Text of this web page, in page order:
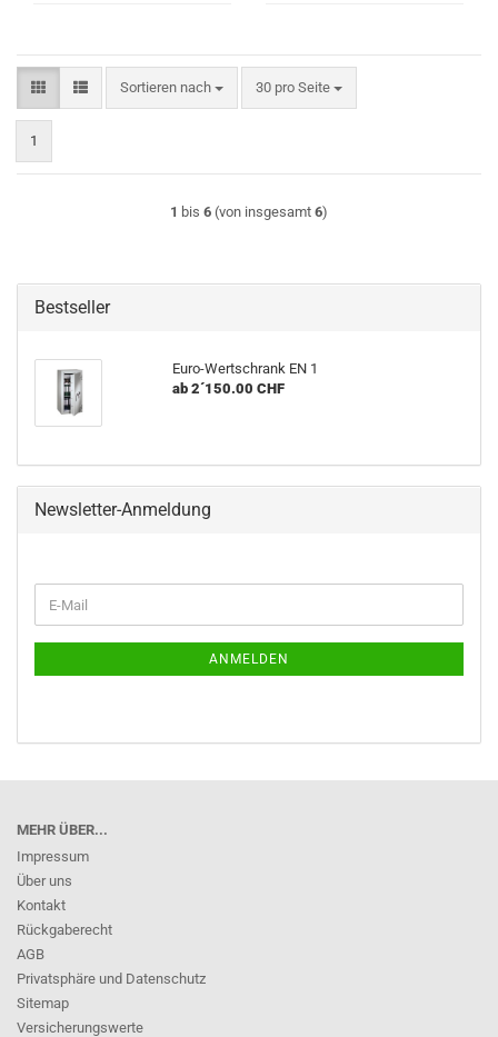
Sortieren nach
Sortieren nach 30 pro Seite
pro Seite
1
1 bis 6 (von insgesamt 6)
Bestseller
Euro-Wertschrank EN 1
ab 2´150.00 CHF
Newsletter-Anmeldung
ZUR
E-
Mail
ANMELDEN
MEHR ÜBER...
Impressum
Über uns
Kontakt
Rückgaberecht
AGB
Privatsphäre und Datenschutz
Sitemap
Versicherungswerte